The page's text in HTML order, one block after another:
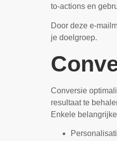
to-actions en
Door deze e-
je doelgroep.
Conversie
resultaat te
Enkele